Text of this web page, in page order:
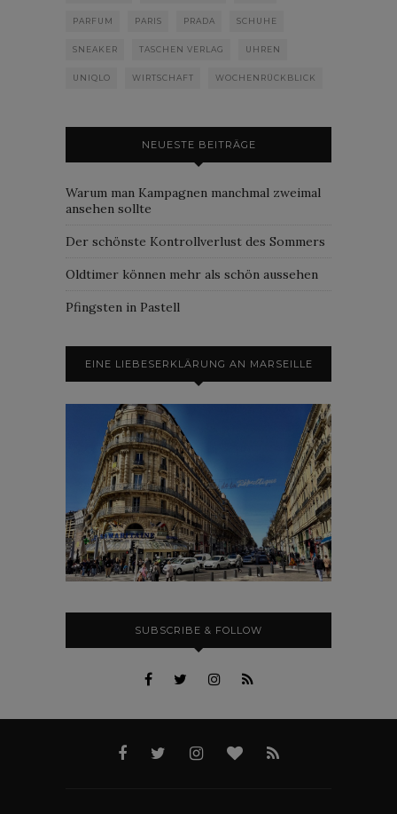
PARFUM PARIS PRADA SCHUHE
SNEAKER TASCHEN VERLAG UHREN
UNIQLO WIRTSCHAFT WOCHENRÜCKBLICK
NEUESTE BEITRÄGE
Warum man Kampagnen manchmal zweimal
ansehen sollte
Der schönste Kontrollverlust des Sommers
Oldtimer können mehr als schön aussehen
Pfingsten in Pastell
EINE LIEBESERKLÄRUNG AN MARSEILLE
SUBSCRIBE & FOLLOW